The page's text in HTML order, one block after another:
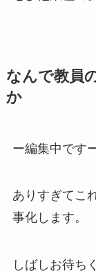
なんで教員
か
ー編集中です
ありすぎてこ
事化します。
しばしお待ち